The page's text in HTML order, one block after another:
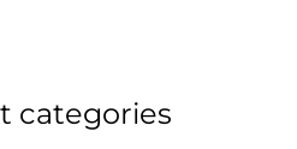
categories